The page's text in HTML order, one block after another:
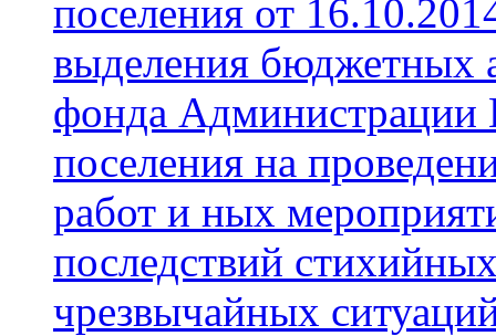
поселения от
выделения бюджетных
фонда Администрации
поселения на
работ и ных
последствий
чрезвычайных